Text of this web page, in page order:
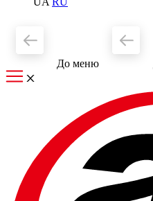
До меню